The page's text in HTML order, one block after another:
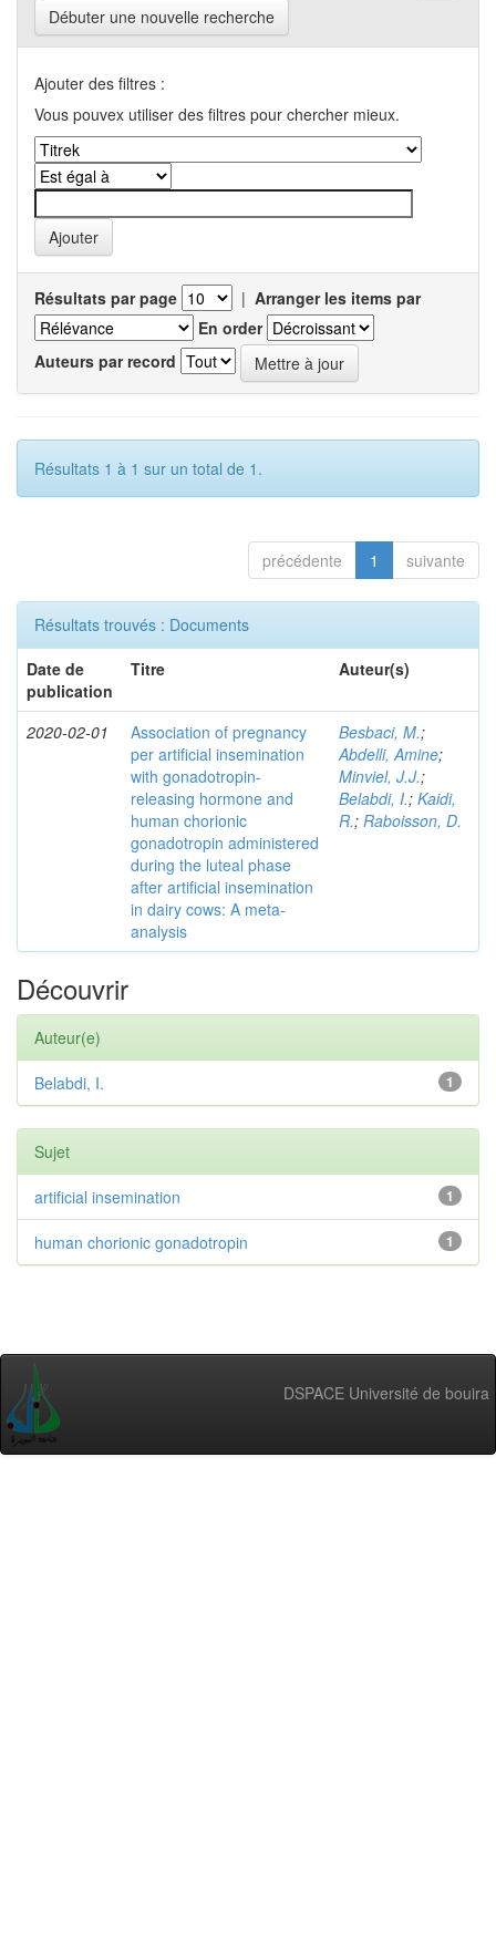
Débuter une nouvelle recherche
Ajouter des filtres :
Vous pouvex utiliser des filtres pour chercher mieux.
Résultats par page | Arranger les items par
En order
Auteurs par record
Résultats 1 à 1 sur un total de 1.
précédente 1 suivante
Résultats trouvés : Documents
Date de
publication
Titre Auteur(s)
2020-02-01
Association of pregnancy
per artificial insemination
with gonadotropin-
releasing hormone and
human chorionic
gonadotropin administered
during the luteal phase
after artificial insemination
in dairy cows: A meta-
analysis
Besbaci, M.;
Abdelli, Amine;
Minviel, J.J.;
Belabdi, I.; Kaidi,
R.; Raboisson, D.
Découvrir
Auteur(e)
1
Belabdi, I.
Sujet
1
artificial insemination
1
human chorionic gonadotropin
DSPACE Université de bouira